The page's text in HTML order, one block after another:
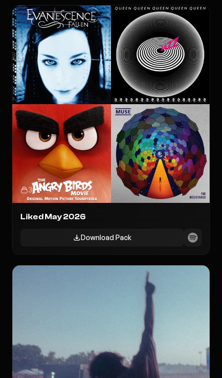
32
Liked May 2026
Download Pack